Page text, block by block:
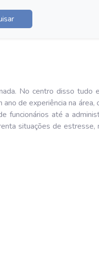
No centro disso tudo
de experiência na área,
funcionários até a
situações de estresse,